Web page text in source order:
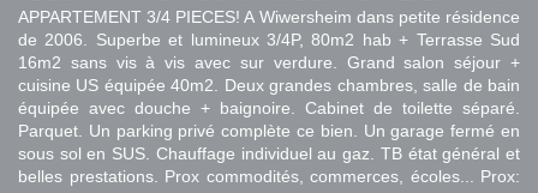
APPARTEMENT 3/4 PIECES! A Wiwersheim dans petite résidence
de 2006. Superbe et lumineux 3/4P, 80m2 hab + Terrasse Sud
16m2 sans vis à vis avec sur verdure. Grand salon séjour +
cuisine US équipée 40m2. Deux grandes chambres, salle de bain
équipée avec douche + baignoire. Cabinet de toilette séparé.
Parquet. Un parking privé complète ce bien. Un garage fermé en
sous sol en SUS. Chauffage individuel au gaz. TB état général et
belles prestations. Prox commodités, commerces, écoles... Prox: